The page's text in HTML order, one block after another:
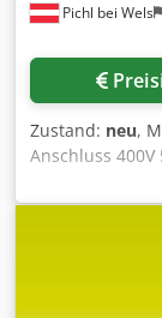
Pichl bei Wels
Zustand: neu,
Anschluss
16 A Csdpeb
mm Hoehe